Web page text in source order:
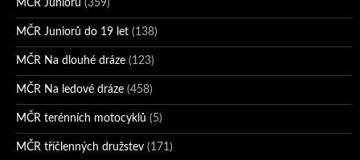
MČR Juniorů (359)
MČR Juniorů do 19 let (138)
MČR Na dlouhé dráze (123)
MČR Na ledové dráze (458)
MČR terénních motocyklů (5)
MČR tříčlenných družstev (171)